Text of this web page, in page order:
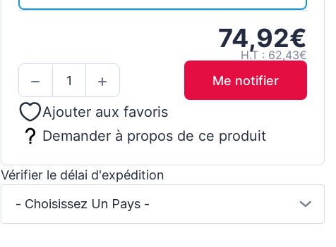
74,92€
H.T : 62,43€
Me notifier
Ajouter aux favoris
Demander à propos de ce produit
Vérifier le délai d'expédition
- Choisissez Un Pays -